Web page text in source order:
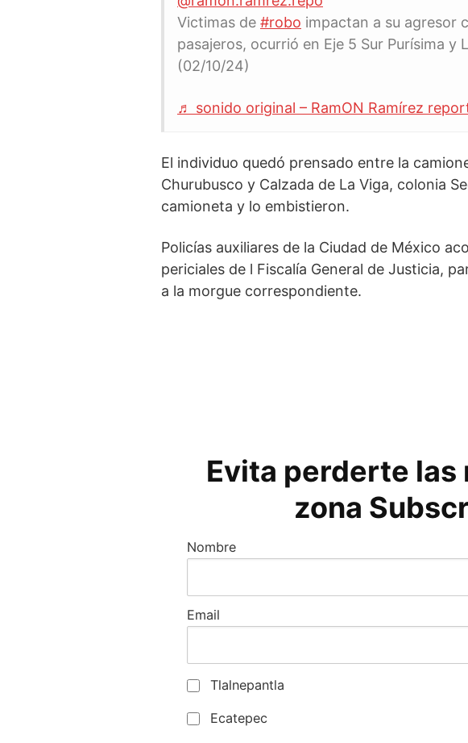
Victimas de #robo impactan a su agresor
pasajeros, ocurrió en Eje 5 Sur Purísima y
(02/10/24)
♬ sonido original – RamON Ramírez
El individuo quedó prensado entre la
Churubusco y Calzada de La Viga, colonia
camioneta y lo embistieron.
Policías auxiliares de la Ciudad de México
periciales de l Fiscalía General de Justicia,
a la morgue correspondiente.
Evita perderte las
zona
Nombre
Email
Tlalnepantla
Ecatepec